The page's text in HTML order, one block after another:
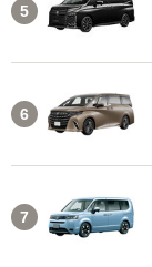
5
6
7